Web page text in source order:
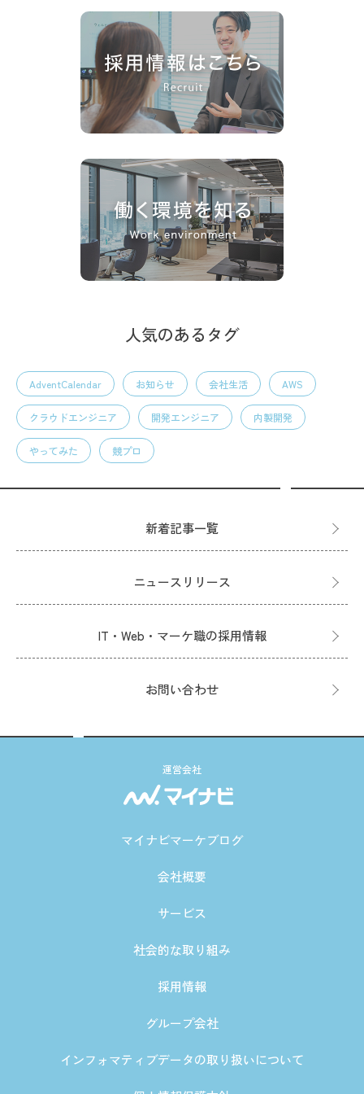
人気のあるタグ
AdventCalendar お知らせ 会社生活 AWS
クラウドエンジニア 開発エンジニア 内製開発
やってみた 競プロ
新着記事一覧
ニュースリリース
IT・Web・マーケ職の採用情報
お問い合わせ
運営会社
マイナビマーケブログ
会社概要
サービス
社会的な取り組み
採用情報
グループ会社
インフォマティブデータの取り扱いについて